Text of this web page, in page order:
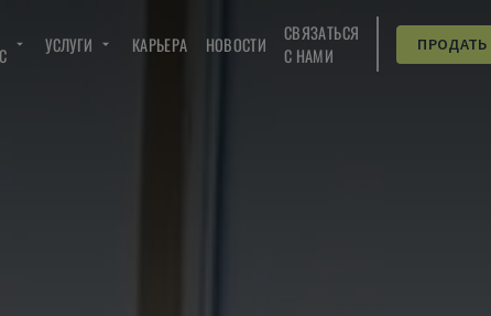
УСЛУГИ КАРЬЕРА НОВОСТИ
СВЯЗАТЬСЯ
С НАМИ
ПРОДАТЬ